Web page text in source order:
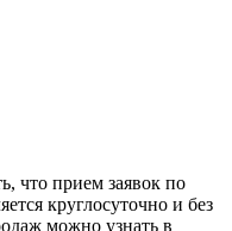
что прием заявок по
круглосуточно и без
можно узнать в